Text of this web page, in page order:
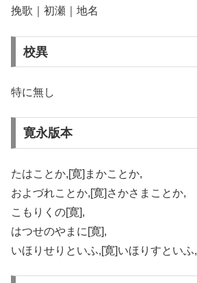
挽歌｜初瀬｜地名
校異
特に無し
寛永版本
たはことか,[寛]まかことか,
およづれことか,[寛]さかさまことか,
こもりくの[寛],
はつせのやまに[寛],
いほりせりといふ,[寛]いほりすといふ,